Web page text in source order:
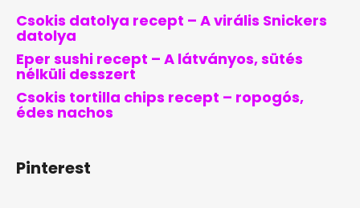
Csokis datolya recept – A virális Snickers
datolya
Eper sushi recept – A látványos, sütés
nélküli desszert
Csokis tortilla chips recept – ropogós,
édes nachos
Pinterest